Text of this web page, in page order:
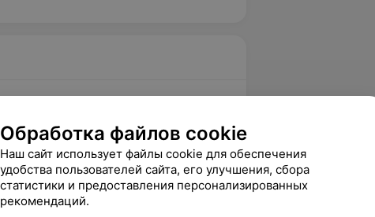
наша волшебница! Мы от всей
У нас была четвертая попытка
...
IVF
Обработка файлов cookie
Наш сайт использует файлы cookie для обеспечения
удобства пользователей сайта, его улучшения, сбора
статистики и предоставления персонализированных
рекомендаций.